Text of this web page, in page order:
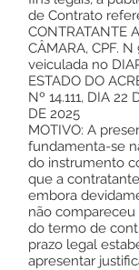
de Contrato
CONTRATANTE
CÂMARA, CPF. N
veiculada no
ESTADO DO
Nº 14.111, DIA 22
DE 2025
MOTIVO: A
fundamenta-se
do instrumento
que a
embora
não compareceu
do termo de
prazo legal
apresentar